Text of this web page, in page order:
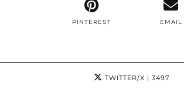
PINTEREST EMAIL
TWITTER/X | 3497